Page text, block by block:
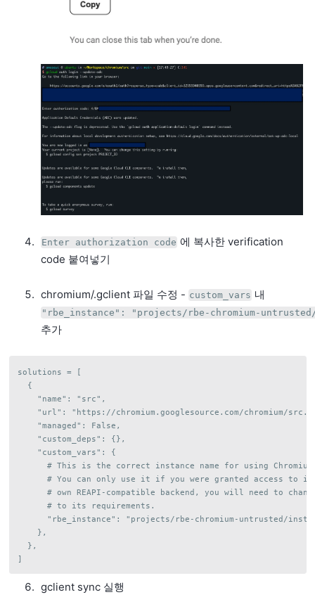
Enter authorization code 에 복사한 verification
code 붙여넣기
chromium/.gclient 파일 수정 - custom_vars 내
"rbe_instance": "projects/rbe-chromium-
추가
solutions = [
  {
    "name": "src",
"url": "https://chromium.googlesource.com/chromium/
    "managed": False,
    "custom_deps": {},
    "custom_vars": {
# This is the correct instance name for using
# You can only use it if you were granted access to
# own REAPI-compatible backend, you will need to
      # to its requirements.
"rbe_instance": "projects/rbe-chromium-untrusted/
    },
  },
gclient sync 실행